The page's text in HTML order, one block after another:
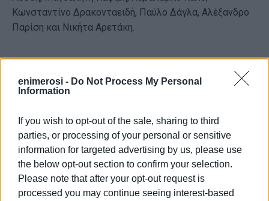
enimerosi - Do Not Process My Personal
Information
If you wish to opt-out of the sale, sharing to third
parties, or processing of your personal or sensitive
information for targeted advertising by us, please use
the below opt-out section to confirm your selection.
Please note that after your opt-out request is
processed you may continue seeing interest-based
Κωνσταντίνο Δρακονταειδή, Παύλο Δάγλα, Αλέξανδρο
Παρίση και Νικήτα Αρετάκη.
21 μελές το ΔΣ
Ιονίων Νήσων και 10 δημοτικοί σύμβουλοι που θα
προκύψουν από τις σημερινές αρχαιρεσίες. Το ΔΣ
αναμένεται να συγκροτηθεί σε Σώμα την ερχόμενη
εβδομάδα, σε νέα ημερομηνία που θα προσδιοριστεί. Η
θητεία του νέου Διοικητικού Συμβουλίου διαρκεί όλη τη